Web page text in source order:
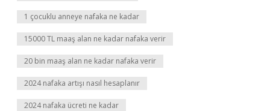
1 çocuklu anneye nafaka ne kadar
15000 TL maaş alan ne kadar nafaka verir
20 bin maaş alan ne kadar nafaka verir
2024 nafaka artışı nasıl hesaplanır
2024 nafaka ücreti ne kadar